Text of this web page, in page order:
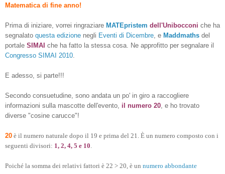
Matematica di fine anno!
Prima di iniziare, vorrei ringraziare MATEpristem dell'Unibocconi che ha
segnalato questa edizione negli Eventi di Dicembre , e Maddmaths del
portale SIMAI che ha fatto la stessa cosa. Ne approfitto per segnalare il
Congresso SIMAI 2010
E adesso, si parte!!!
Secondo consuetudine, sono andata un po' in giro a raccogliere
informazioni sulla mascotte dell'evento, il numero 20 , e ho trovato
diverse "cosine carucce"!
20 è il numero naturale dopo il 19 e prima del 21. È un numero composto con i
seguenti divisori: 1, 2, 4, 5 e 10
Poiché la somma dei relativi fattori è 22 > 20, è un numero abbondante